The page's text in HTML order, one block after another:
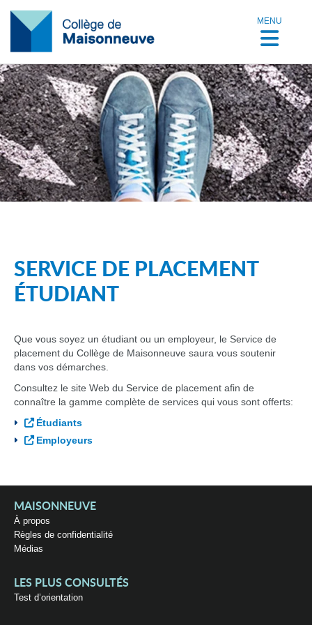
MENU
SERVICE DE PLACEMENT
ÉTUDIANT
Que vous soyez un étudiant ou un employeur, le Service de
placement du Collège de Maisonneuve saura vous soutenir
dans vos démarches.
Consultez le site Web du Service de placement afin de
connaître la gamme complète de services qui vous sont offerts:
Étudiants
Employeurs
MAISONNEUVE
À propos
Règles de confidentialité
Médias
LES PLUS CONSULTÉS
Test d’orientation